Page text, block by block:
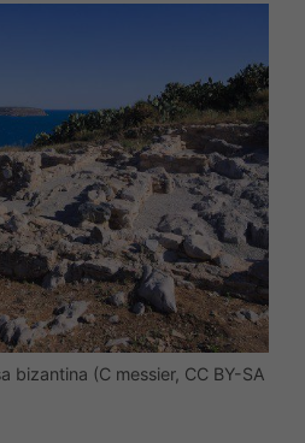
bizantina (C messier, CC BY-SA